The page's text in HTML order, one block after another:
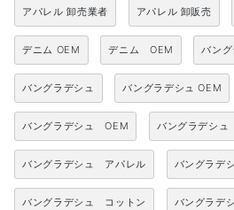
アパレル 卸売業者 アパレル 卸販売
デニム OEM デニム OEM バン
バングラデシュ バングラデシュ OEM
バングラデシュ OEM バングラデシ
バングラデシュ アパレル バングラデ
バングラデシュ コットン バングラデ